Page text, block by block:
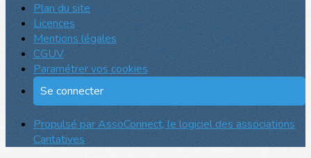
Plan du site
Licences
Mentions légales
CGUV
Paramétrer vos cookies
Se connecter
Propulsé par AssoConnect, le logiciel des associations
Caritatives